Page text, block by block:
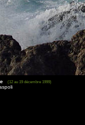
(12 au 19 décembre 1999)